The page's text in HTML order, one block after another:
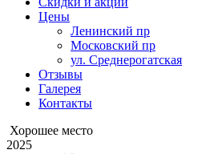
Цены
Ленинский пр
Московский пр
ул. Среднерогатская
Отзывы
Галерея
Контакты
Хорошее место
2025